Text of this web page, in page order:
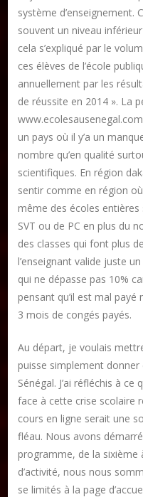
système d’enseignement.
souvent un niveau
cela s’expliqué par le
ces élèves de l’école
annuellement par les
de réussite en 2014 ». La
un pays où il y’a un
nombre qu’en qualité
scientifiques. En région
sentir comme en région
même des écoles
SVT ou de PC en plus du
des classes qui font plus
l’enseignant valide juste
qui ne dépasse pas 10%
pensant qu’il est mal payé
3 mois de congés payés.
Au départ, je voulais
puisse simplement
Sénégal. J’ai réfléchis à
face à cette crise scolaire
cours en ligne serait une
fléau. Nous avons
programme, de la sixième
d’activité, nous nous
se limités à la page